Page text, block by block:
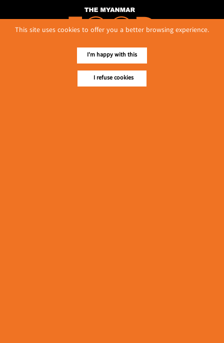
No. 614, First Floor ( Left )
This site uses cookies to offer you a better browsing experience.
I'm happy with this
I refuse cookies